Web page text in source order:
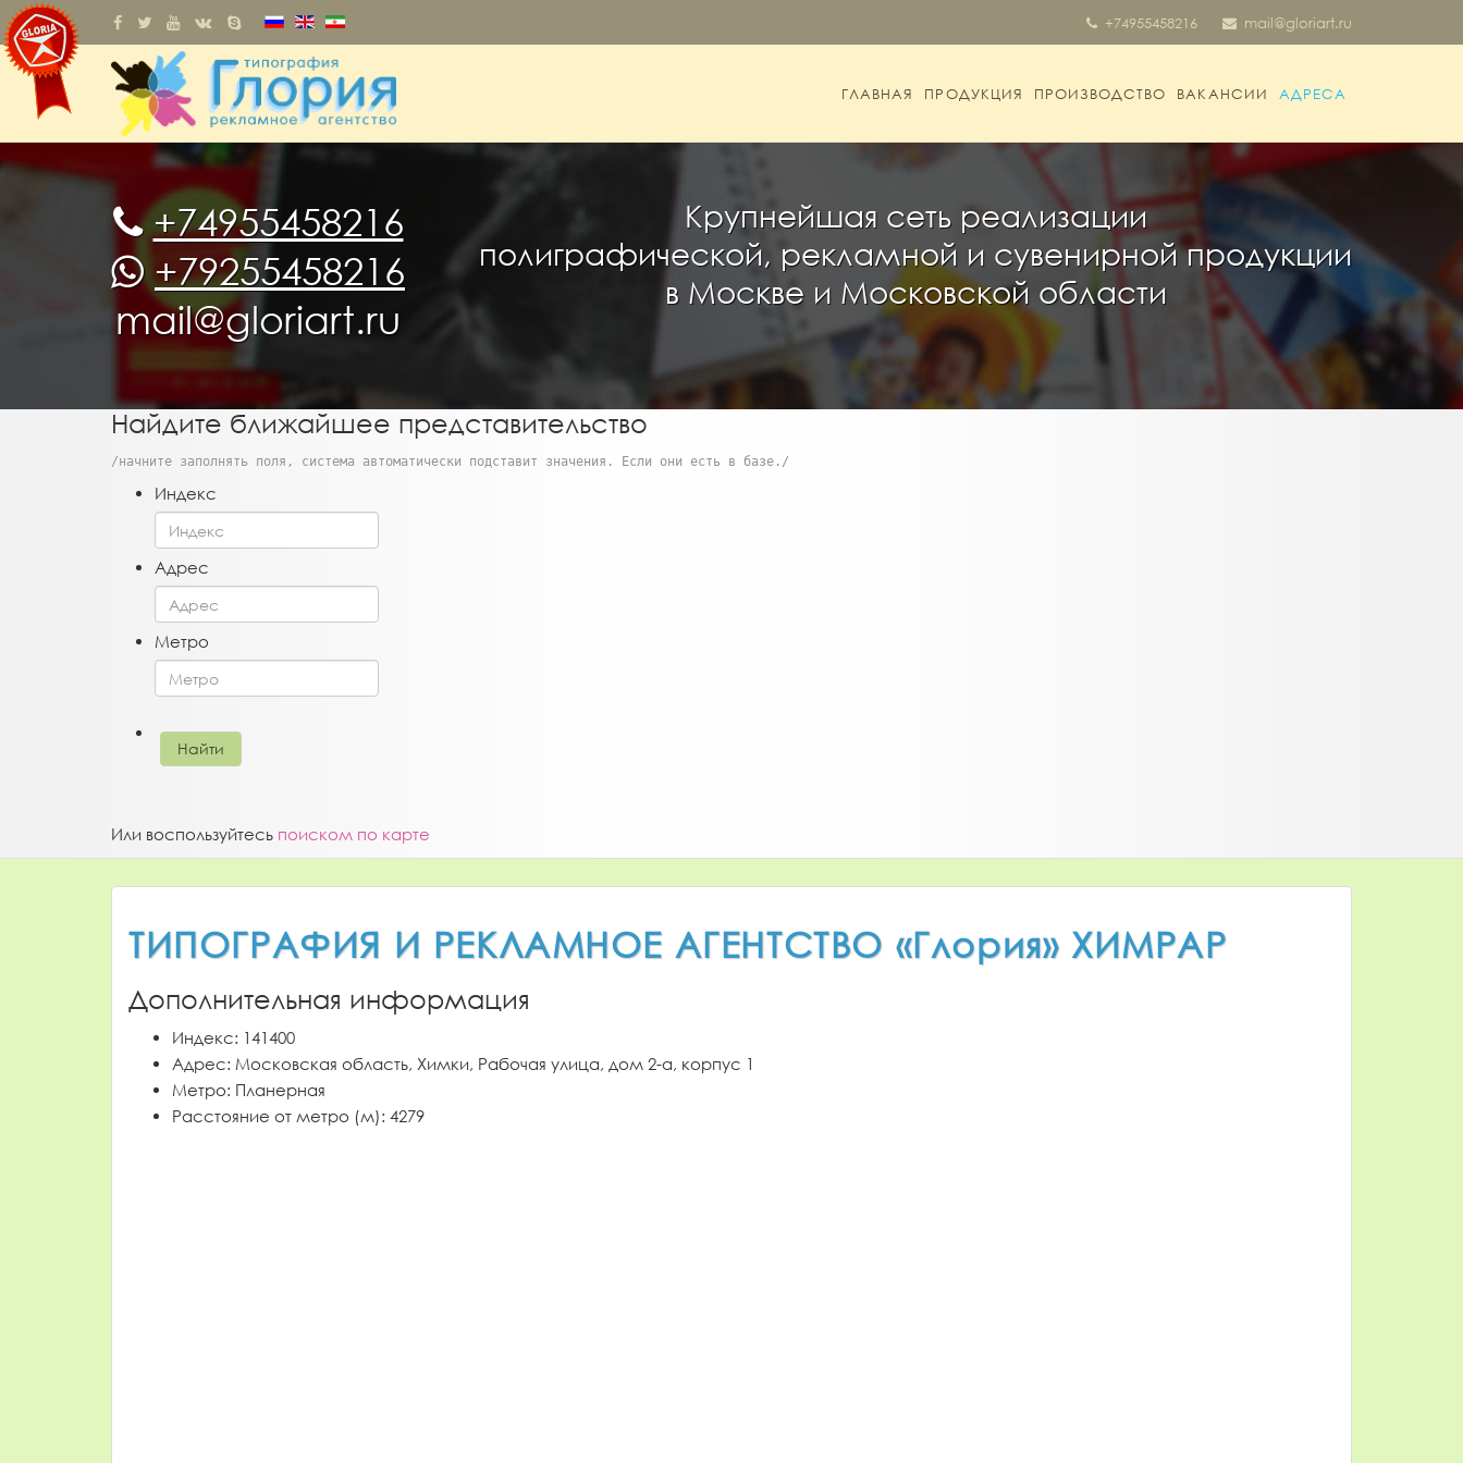
+74955458216 mail@gloriart.ru
ГЛАВНАЯ ПРОДУКЦИЯ ПРОИЗВОДСТВО ВАКАНСИИ АДРЕСА
+74955458216
+79255458216
mail@gloriart.ru
Крупнейшая сеть реализации
полиграфической, рекламной и сувенирной продукции
в Москве и Московской области
Найдите ближайшее представительство
/начните заполнять поля, система автоматически подставит значения. Если они есть в базе./
Индекс
Адрес
Метро
Или воспользуйтесь поиском по карте
ТИПОГРАФИЯ И РЕКЛАМНОЕ АГЕНТСТВО «Глория» ХИМРАР
Дополнительная информация
Индекс: 141400
Адрес: Московская область, Химки, Рабочая улица, дом 2-а, корпус 1
Метро: Планерная
Расстояние от метро (м): 4279